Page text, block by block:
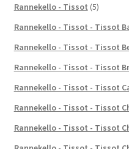
Rannekello - Tissot (5)
Rannekello - Tissot - Tissot
Rannekello - Tissot - Tissot
Rannekello - Tissot - Tissot
Rannekello - Tissot - Tissot
Rannekello - Tissot - Tissot
Rannekello - Tissot - Tissot